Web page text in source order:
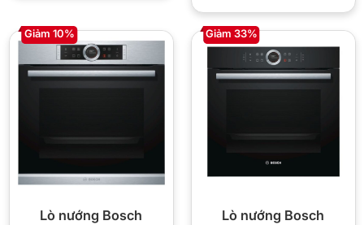
Giảm 10%
Lò nướng Bosch
Giảm 33%
Lò nướng Bosch